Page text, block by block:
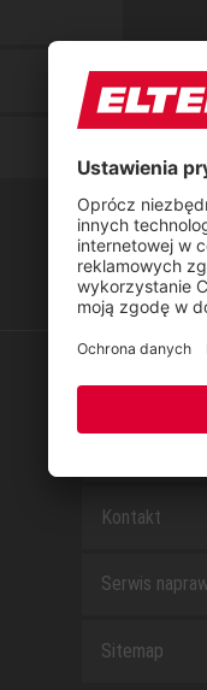
Kontakt
Serwis
Sitemap